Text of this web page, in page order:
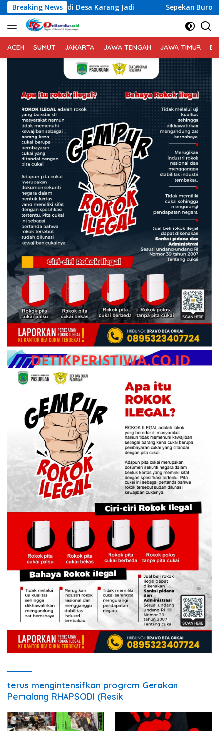
Langsung
ke
konten
Breaking News
di Desa Karang Jadi Sepekan Buron Seorang Pria
ACEH SUMUT JAKARTA JAWA TENGAH JAWA TIMUR
terus mengintensifkan program Gerakan
Pemalang RHAPSODI (Resik